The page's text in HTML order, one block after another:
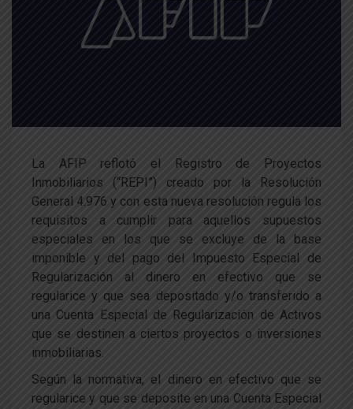
La AFIP reflotó el Registro de Proyectos
Inmobiliarios (“REPI”) creado por la Resolución
General 4.976 y con esta nueva resolución regula los
requisitos a cumplir para aquellos supuestos
especiales en los que se excluye de la base
imponible y del pago del Impuesto Especial de
Regularización al dinero en efectivo que se
regularice y que sea depositado y/o transferido a
una Cuenta Especial de Regularización de Activos
que se destinen a ciertos proyectos o inversiones
inmobiliarias.
Según la normativa, el dinero en efectivo que se
regularice y que se deposite en una Cuenta Especial